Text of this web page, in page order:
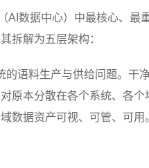
AI数据中心）中最核心、最
拆解为五层架构：
语料生产与供给问题。干
原本分散在各个系统、各个
数据资产可视、可管、可